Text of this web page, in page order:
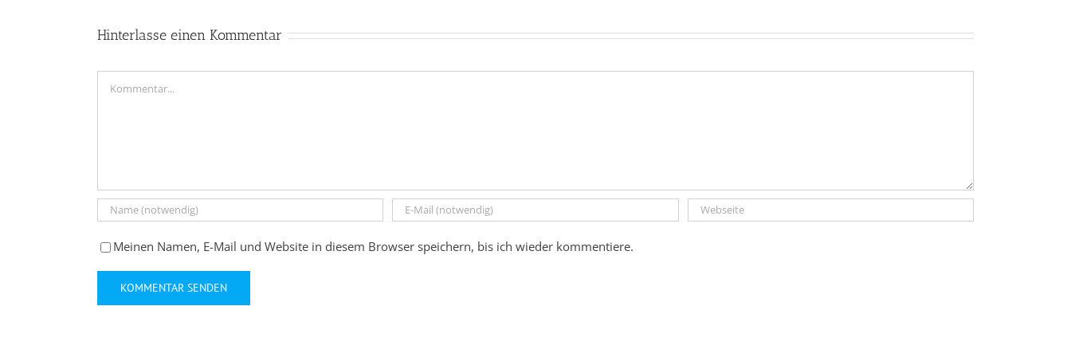
Hinterlasse einen Kommentar
Meinen Namen, E-Mail und Website in diesem Browser speichern, bis ich wieder kommentiere.